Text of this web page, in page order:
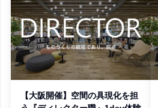
【大阪開催】空間の具現化を担